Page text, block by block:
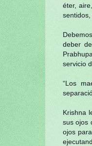
éter,
deber
servicio
“Los
Krishna
sus ojos
ojos